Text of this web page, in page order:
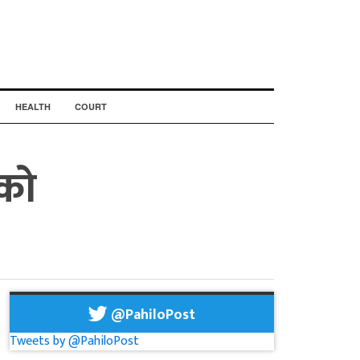
HEALTH COURT
@PahiloPost
Tweets by @PahiloPost